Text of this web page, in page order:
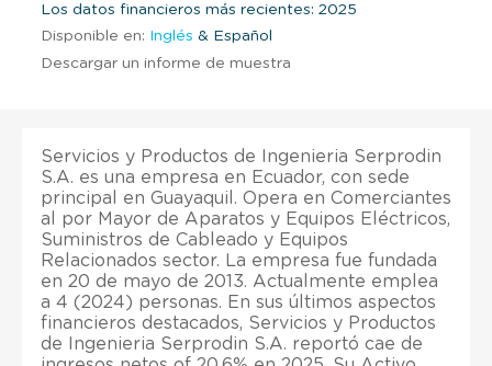
Los datos financieros más recientes: 2025
Disponible en: Inglés & Español
Descargar un informe de muestra
Servicios y Productos de Ingenieria Serprodin
S.A. es una empresa en Ecuador, con sede
principal en Guayaquil. Opera en Comerciantes
al por Mayor de Aparatos y Equipos Eléctricos,
Suministros de Cableado y Equipos
Relacionados sector. La empresa fue fundada
en 20 de mayo de 2013. Actualmente emplea
a 4 (2024) personas. En sus últimos aspectos
financieros destacados, Servicios y Productos
de Ingenieria Serprodin S.A. reportó cae de